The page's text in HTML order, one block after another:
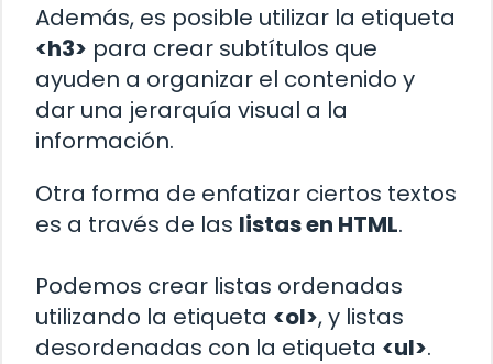
Además, es posible utilizar la etiqueta
<h3> para crear subtítulos que
ayuden a organizar el contenido y
dar una jerarquía visual a la
información.
Otra forma de enfatizar ciertos textos
es a través de las listas en HTML.
Podemos crear listas ordenadas
utilizando la etiqueta <ol>, y listas
desordenadas con la etiqueta <ul>.